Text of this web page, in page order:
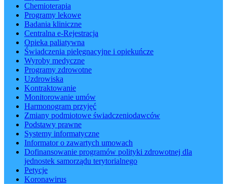
Chemioterapia
Programy lekowe
Badania kliniczne
Centralna e-Rejestracja
Opieka paliatywna
Świadczenia pielęgnacyjne i opiekuńcze
Wyroby medyczne
Programy zdrowotne
Uzdrowiska
Kontraktowanie
Monitorowanie umów
Harmonogram przyjęć
Zmiany podmiotowe świadczeniodawców
Podstawy prawne
Systemy informatyczne
Informator o zawartych umowach
Dofinansowanie programów polityki zdrowotnej dla
jednostek samorządu terytorialnego
Petycje
Koronawirus